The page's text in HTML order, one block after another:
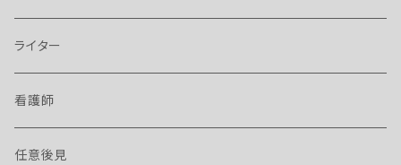
ライター
看護師
任意後見